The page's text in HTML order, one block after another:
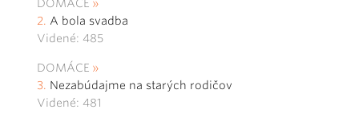
DOMÁCE
A bola svadba
Videné: 485
DOMÁCE
Nezabúdajme na starých rodičov
Videné: 481